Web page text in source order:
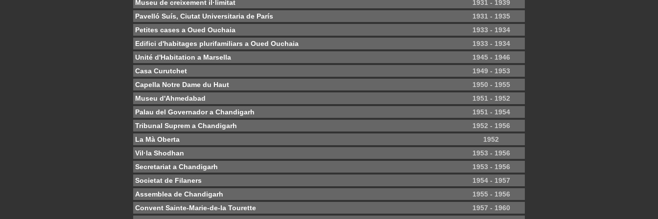
Museu de creixement il·limitat
1931 - 1939
Pavelló Suís, Ciutat Universitaria de París
1931 - 1935
Petites cases a Oued Ouchaia
1933 - 1934
Edifici d'habitages plurifamiliars a Oued Ouchaia
1933 - 1934
Unité d'Habitation a Marsella
1945 - 1946
Casa Curutchet
1949 - 1953
Capella Notre Dame du Haut
1950 - 1955
Museu d'Ahmedabad
1951 - 1952
Palau del Governador a Chandigarh
1951 - 1954
Tribunal Suprem a Chandigarh
1952 - 1956
La Mà Oberta
1952
Vil·la Shodhan
1953 - 1956
Secretariat a Chandigarh
1953 - 1956
Societat de Filaners
1954 - 1957
Assemblea de Chandigarh
1955 - 1956
Convent Sainte-Marie-de-la Tourette
1957 - 1960